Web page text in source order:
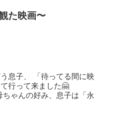
た映画〜
息子、 「待ってる間に映
して行って来ました🤗
ちゃんの好み、息子は「永